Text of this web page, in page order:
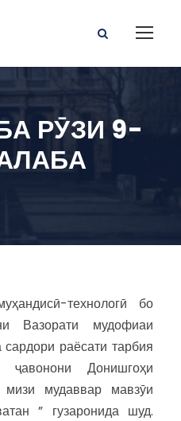
РӮЗИ 9-
технологӣ бо
Вазорати мудофиаи
раёсати тарбия
Донишгоҳи
мизи мудаввар мавзӯи
” гузаронида шуд.